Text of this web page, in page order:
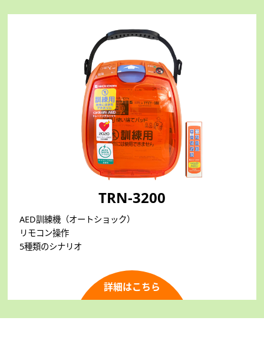
TRN-3200
AED訓練機（オートショック）
リモコン操作
5種類のシナリオ
詳細はこちら